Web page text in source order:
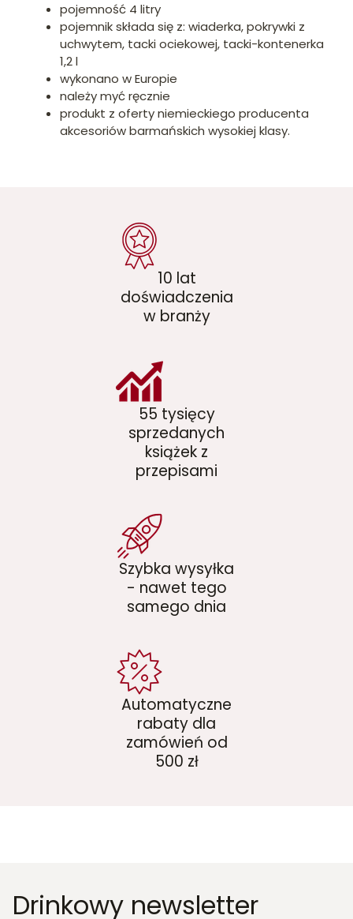
pojemność 4 litry
pojemnik składa się z: wiaderka, pokrywki z
uchwytem, tacki ociekowej, tacki-kontenerka
1,2 l
wykonano w Europie
należy myć ręcznie
produkt z oferty niemieckiego producenta
akcesoriów barmańskich wysokiej klasy.
10 lat
doświadczenia
w branży
55 tysięcy
sprzedanych
książek z
przepisami
Szybka wysyłka
- nawet tego
samego dnia
Automatyczne
rabaty dla
zamówień od
500 zł
Drinkowy newsletter